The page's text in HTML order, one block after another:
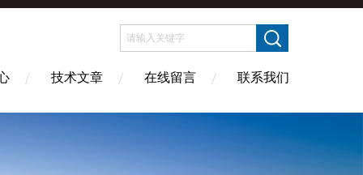
技术文章 在线留言 联系我们